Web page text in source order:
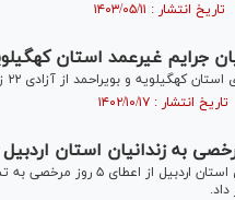
از آزادی ۲۲ زندانی جرایم غیرعمد و اعطا مرخصی به ۳۶۱ مددجو خبر داد.
رئیس‌کل دادگستری